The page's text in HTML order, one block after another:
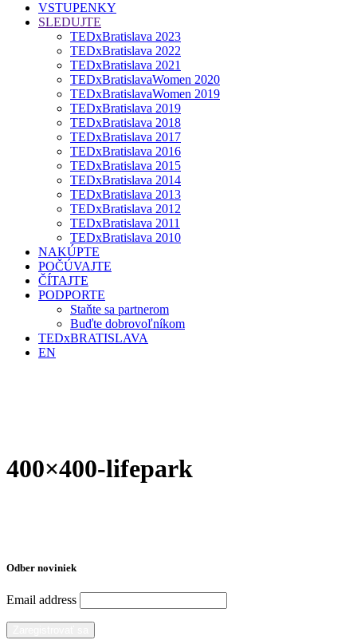
VSTUPENKY
SLEDUJTE
TEDxBratislava 2023
TEDxBratislava 2022
TEDxBratislava 2021
TEDxBratislavaWomen 2020
TEDxBratislavaWomen 2019
TEDxBratislava 2019
TEDxBratislava 2018
TEDxBratislava 2017
TEDxBratislava 2016
TEDxBratislava 2015
TEDxBratislava 2014
TEDxBratislava 2013
TEDxBratislava 2012
TEDxBratislava 2011
TEDxBratislava 2010
NAKÚPTE
POČÚVAJTE
ČÍTAJTE
PODPORTE
Staňte sa partnerom
Buďte dobrovoľníkom
TEDxBRATISLAVA
EN
400×400-lifepark
Odber noviniek
Email address